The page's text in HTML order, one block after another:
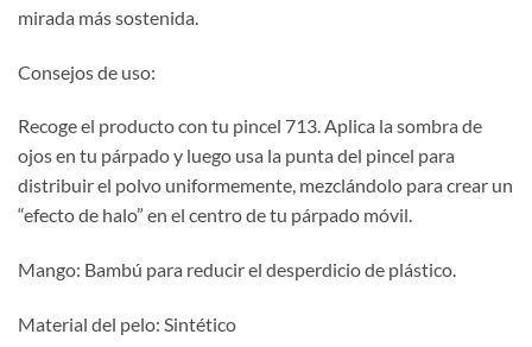
mirada más sostenida.
Consejos de uso:
Recoge el producto con tu pincel 713. Aplica la sombra de
ojos en tu párpado y luego usa la punta del pincel para
distribuir el polvo uniformemente, mezclándolo para crear un
“efecto de halo” en el centro de tu párpado móvil.
Mango: Bambú para reducir el desperdicio de plástico.
Material del pelo: Sintético